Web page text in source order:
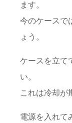
ます。
今のケースで
ょう。
ケースを立て
い。
これは冷却が
電源を入れて